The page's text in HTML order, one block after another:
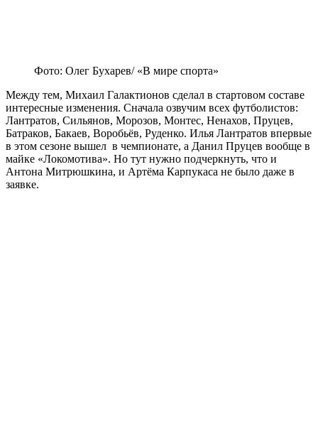
Фото: Олег Бухарев/ «В мире спорта»
Между тем, Михаил Галактионов сделал в стартовом составе
интересные изменения. Сначала озвучим всех футболистов:
Лантратов, Сильянов, Морозов, Монтес, Ненахов, Пруцев,
Батраков, Бакаев, Воробьёв, Руденко. Илья Лантратов впервые
в этом сезоне вышел в чемпионате, а Данил Пруцев вообще в
майке «Локомотива». Но тут нужно подчеркнуть, что и
Антона Митрюшкина, и Артёма Карпукаса не было даже в
заявке.